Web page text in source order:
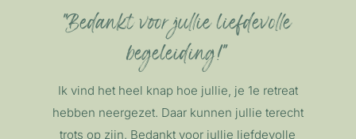
"Bedankt voor jullie liefdevolle
begeleiding!"
Ik vind het heel knap hoe jullie, je 1e retreat
hebben neergezet. Daar kunnen jullie terecht
trots op zijn. Bedankt voor jullie liefdevolle